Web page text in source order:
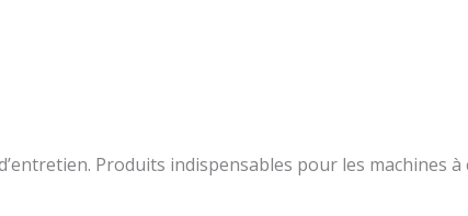
Produits indispensables pour les machines à